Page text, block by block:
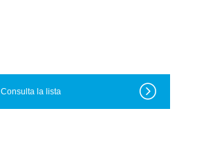
Consulta la lista